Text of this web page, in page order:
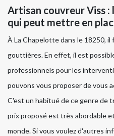
Artisan couvreur Viss
qui peut mettre en
À La Chapelotte dans le 18250, il
gouttières. En effet, il est
professionnels pour les
pouvons vous proposer de vous
C'est un habitué de ce genre de
prix proposé est très abordable
monde. Si vous voulez d'autres